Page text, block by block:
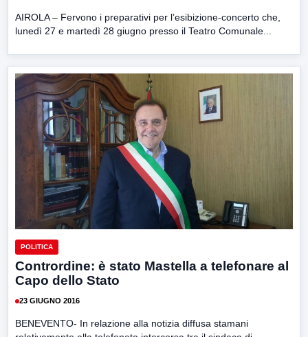
AIROLA – Fervono i preparativi per l’esibizione-concerto che,
lunedì 27 e martedì 28 giugno presso il Teatro Comunale...
POLITICA
Contrordine: è stato Mastella a telefonare al
Capo dello Stato
23 GIUGNO 2016
BENEVENTO- In relazione alla notizia diffusa stamani